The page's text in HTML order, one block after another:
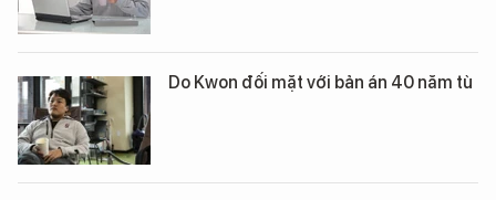
Do Kwon đối mặt với bản án 40 năm tù